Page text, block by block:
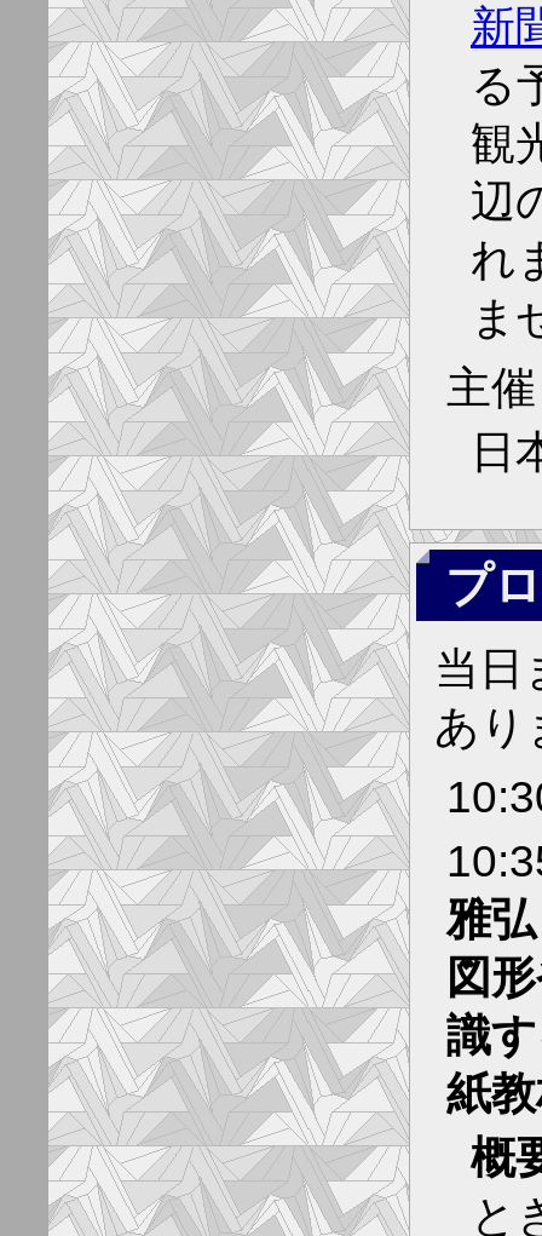
新
る
観
辺
れ
ま
主催
日
プ
当日
あり
雅弘
図
識
紙
概
と